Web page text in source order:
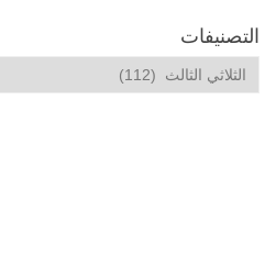
التصنيفات
التصنيفات